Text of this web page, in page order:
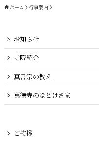
ホーム 行事案内
お知らせ
寺院紹介
真言宗の教え
萬徳寺のほとけさま
ご挨拶